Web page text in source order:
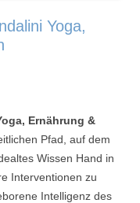
Yoga,
Ernährung &
Pfad, auf dem
Wissen Hand in
Interventionen zu
Intelligenz des